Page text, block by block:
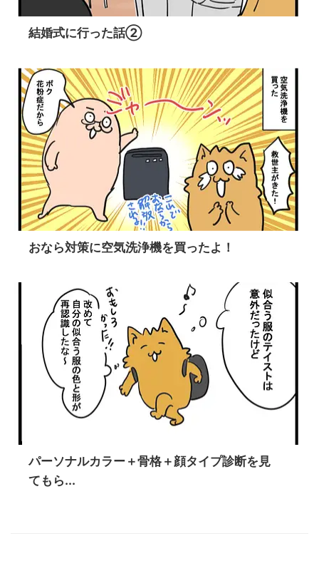
結婚式に行った話②
おなら対策に空気洗浄機を買ったよ！
パーソナルカラー＋骨格＋顔タイプ診断を見
てもら...